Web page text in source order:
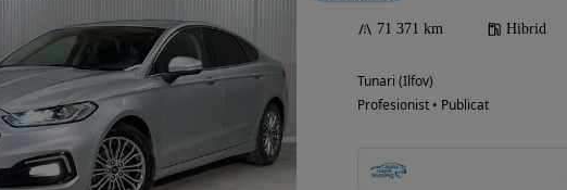
71 371 km Hibrid
Tunari (Ilfov)
Profesionist • Publicat